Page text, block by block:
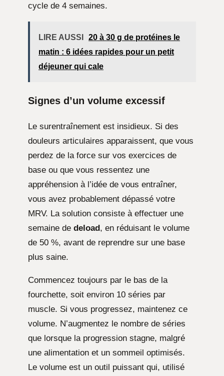
cycle de 4 semaines.
LIRE AUSSI
20 à 30 g de protéines le
matin : 6 idées rapides pour un petit
déjeuner qui cale
Signes d’un volume excessif
Le surentraînement est insidieux. Si des
douleurs articulaires apparaissent, que vous
perdez de la force sur vos exercices de
base ou que vous ressentez une
appréhension à l’idée de vous entraîner,
vous avez probablement dépassé votre
MRV. La solution consiste à effectuer une
semaine de deload, en réduisant le volume
de 50 %, avant de reprendre sur une base
plus saine.
Commencez toujours par le bas de la
fourchette, soit environ 10 séries par
muscle. Si vous progressez, maintenez ce
volume. N’augmentez le nombre de séries
que lorsque la progression stagne, malgré
une alimentation et un sommeil optimisés.
Le volume est un outil puissant qui, utilisé